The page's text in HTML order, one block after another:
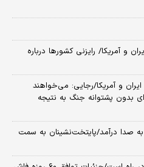
و آمریکا/ رایزنی کشورها درباره
و آمریکا/رجایی: می‌خواهند
بدون پشتوانه جنگ به نتیجه
صدا درآمد/پایتخت‌نشینان به سمت